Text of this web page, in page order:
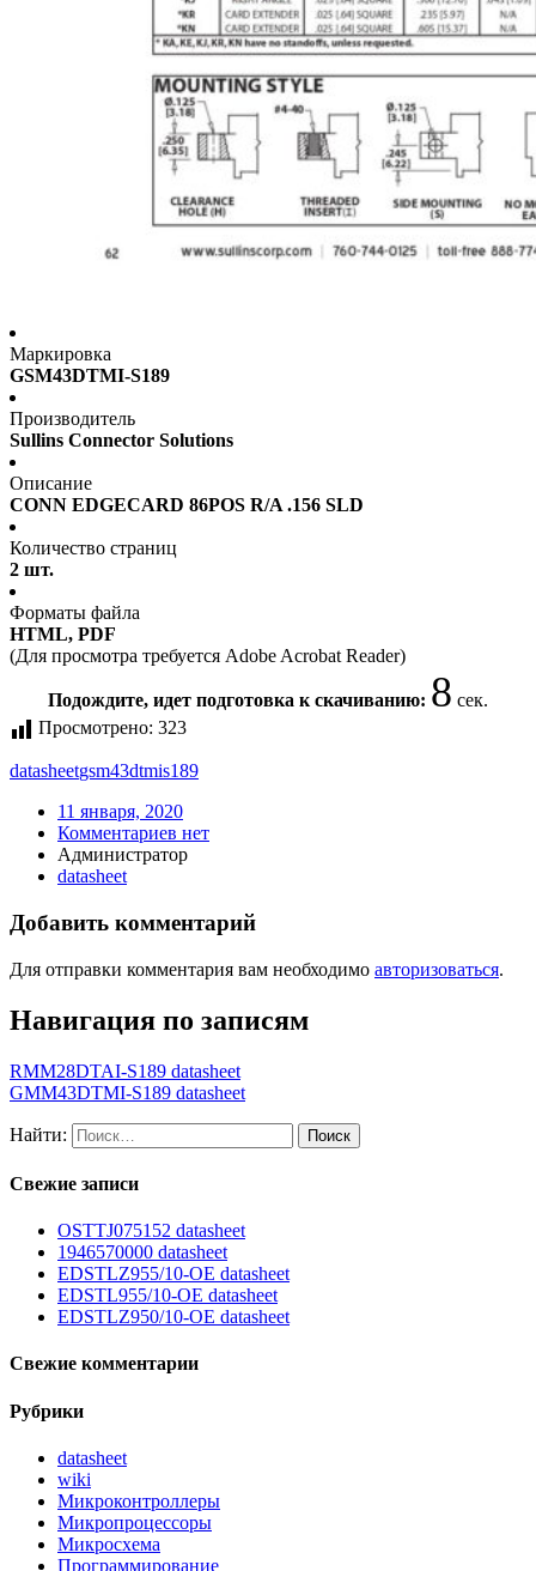
Маркировка
GSM43DTMI-S189
Производитель
Sullins Connector Solutions
Описание
CONN EDGECARD 86POS R/A .156 SLD
Количество страниц
2 шт.
Форматы файла
HTML, PDF
(Для просмотра требуется Adobe Acrobat Reader)
Подождите, идет подготовка к скачиванию: 7 сек.
Просмотрено: 323
datasheetgsm43dtmis189
11 января, 2020
Комментариев нет
Администратор
datasheet
Добавить комментарий
Для отправки комментария вам необходимо авторизоваться.
Навигация по записям
RMM28DTAI-S189 datasheet
GMM43DTMI-S189 datasheet
Найти:
Свежие записи
OSTTJ075152 datasheet
1946570000 datasheet
EDSTLZ955/10-OE datasheet
EDSTL955/10-OE datasheet
EDSTLZ950/10-OE datasheet
Свежие комментарии
Рубрики
datasheet
wiki
Микроконтроллеры
Микропроцессоры
Микросхема
Программирование